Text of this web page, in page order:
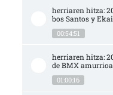
herriaren hitza:
bos Santos y
00:54:51
herriaren hitza:
de BMX
01:00:16